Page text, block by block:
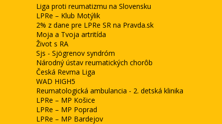
Liga proti reumatizmu na Slovensku
LPRe – Klub Motýlik
2% z dane pre LPRe SR na Pravda.sk
Moja a Tvoja artritída
Život s RA
Sjs - Sjögrenov syndróm
Národný ústav reumatických chorôb
Česká Revma Liga
WAD HIGH5
Reumatologická ambulancia - 2. detská klinika
LPRe – MP Košice
LPRe – MP Poprad
LPRe – MP Bardejov